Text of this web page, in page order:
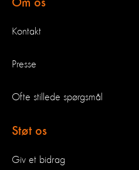
Om os
Kontakt
Presse
Ofte stillede spørgsmål
Støt os
Giv et bidrag